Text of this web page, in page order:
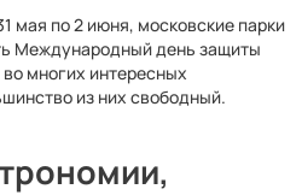
мая по 2 июня, московские парки
Международный день защиты
многих интересных
из них свободный.